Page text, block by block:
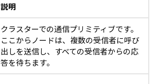
説明
クラスターでの通信プリミティブです。
ここからノードは、複数の受信者に呼び
出しを送信し、すべての受信者からの応
答を待ちます。